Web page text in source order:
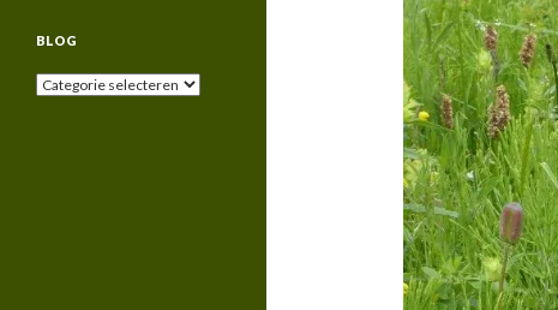
BLOG
Blog